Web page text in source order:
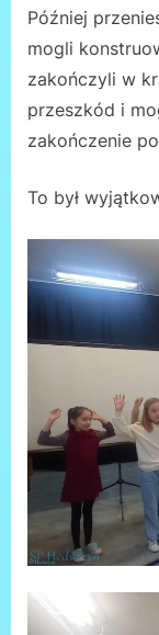
Później
mogli
zakończyli w
przeszkód i
zakończenie
To był